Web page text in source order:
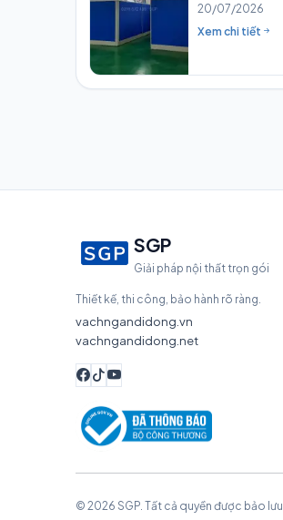
20/07/2026
Xem chi tiết
SGP
Giải pháp nội thất trọn gói
Thiết kế, thi công, bảo hành rõ ràng.
vachngandidong.vn
vachngandidong.net
© 2026 SGP. Tất cả quyền được bảo lưu